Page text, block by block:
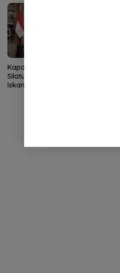
Kapolda Aceh Terima
Silaturahmi Kasdam
Iskandar Muda, Perkuat